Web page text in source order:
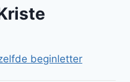
beginletter